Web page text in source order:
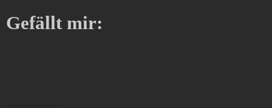
Gefällt mir: